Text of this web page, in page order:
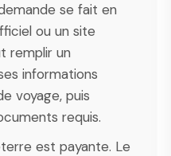
se fait en
ou un site
remplir un
informations
voyage, puis
requis.
est payante. Le